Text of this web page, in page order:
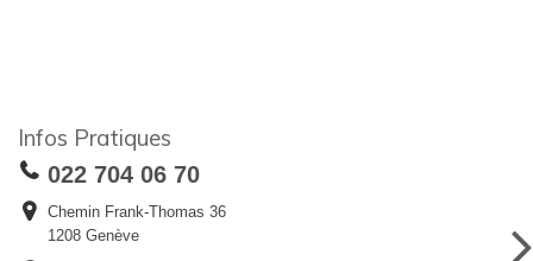
Infos Pratiques
022 704 06 70
Chemin Frank-Thomas 36
1208 Genève